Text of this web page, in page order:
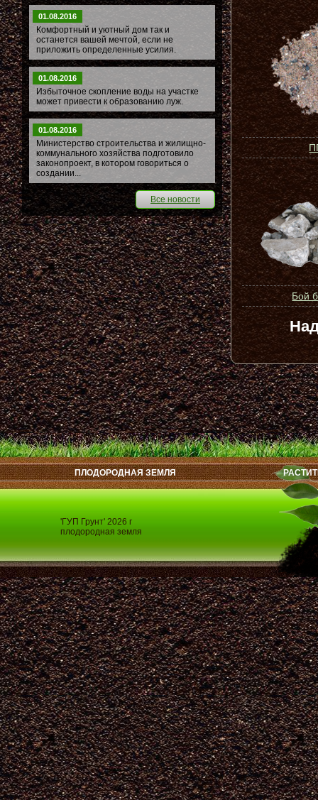
Бой
01.08.2016
Комфортный и уютный дом так и
останется вашей мечтой, если не
приложить определенные усилия.
01.08.2016
Избыточное скопление воды на участке
может привести к образованию луж.
01.08.2016
Министерство строительства и жилищно-
коммунального хозяйства подготовило
законопроект, в котором говориться о
создании...
Все новости
'ГУП Грунт' 2026 г
плодородная земля
ПЛОДОРОДНАЯ ЗЕМЛЯ